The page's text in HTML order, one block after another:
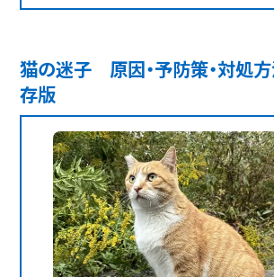
猫の迷子 原因・予防策・対処
存版